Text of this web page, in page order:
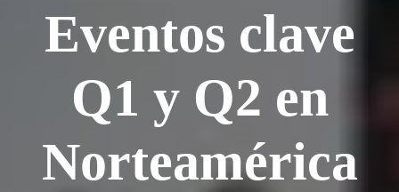
Eventos clave
Q1 y Q2 en
Norteamérica